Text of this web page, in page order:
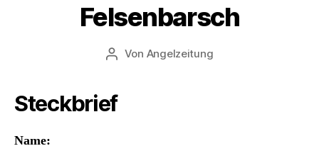
Felsenbarsch
Beitragsautor
Von Angelzeitung
Steckbrief
Name